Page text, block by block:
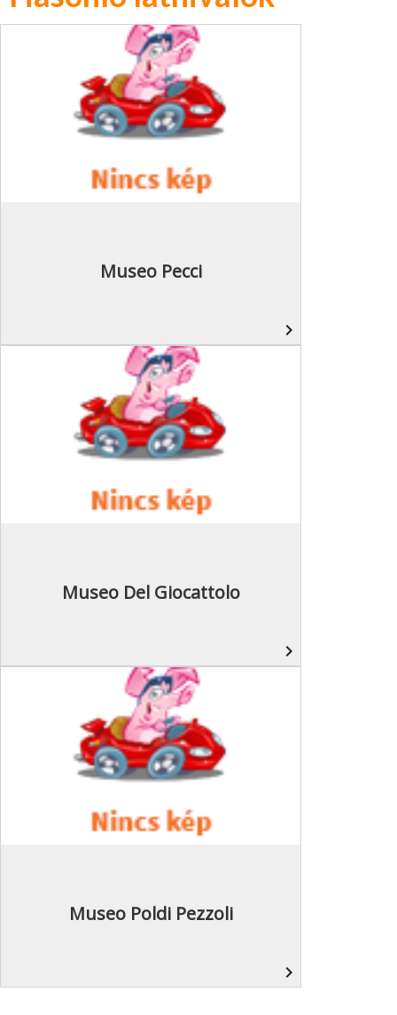
Museo Pecci
navigate_next
Museo Del Giocattolo
navigate_next
Museo Poldi Pezzoli
navigate_next